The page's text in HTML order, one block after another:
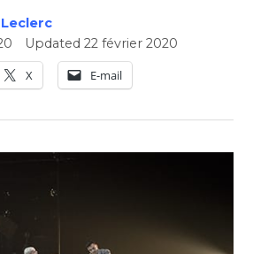
Updated22 février 2020
X E-mail